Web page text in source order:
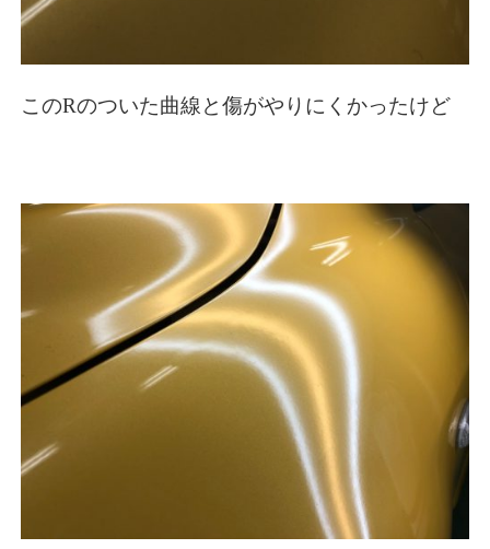
このRのついた曲線と傷がやりにくかったけど